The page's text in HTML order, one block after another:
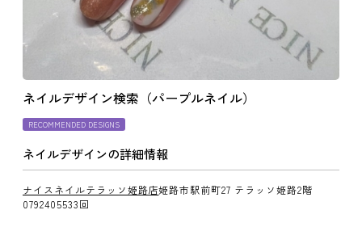
よくあるご質問
ご利用の流れ
取り扱いカラー
ネイル用語
ネイルデザイン検索（パープルネイル）
RECOMMENDED DESIGNS
ネイルデザインの詳細情報
ナイスネイルテラッソ姫路店姫路市駅前町27 テラッソ姫路2階
0792405533回